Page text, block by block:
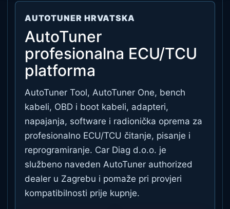
AUTOTUNER HRVATSKA
AutoTuner
profesionalna ECU/TCU
platforma
AutoTuner Tool, AutoTuner One, bench
kabeli, OBD i boot kabeli, adapteri,
napajanja, software i radionička oprema za
profesionalno ECU/TCU čitanje, pisanje i
reprogramiranje. Car Diag d.o.o. je
službeno naveden AutoTuner authorized
dealer u Zagrebu i pomaže pri provjeri
kompatibilnosti prije kupnje.